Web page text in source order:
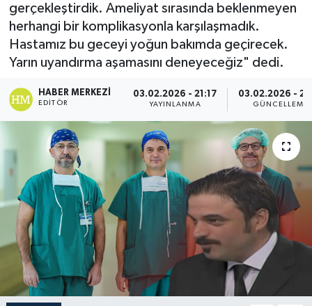
gerçekleştirdik. Ameliyat sırasında beklenmeyen
herhangi bir komplikasyonla karşılaşmadık.
Hastamız bu geceyi yoğun bakımda geçirecek.
Yarın uyandırma aşamasını deneyeceğiz" dedi.
HABER MERKEZI
EDITÖR
03.02.2026 - 21:17
YAYINLANMA
03.02.2026 -
GÜNCELLEME